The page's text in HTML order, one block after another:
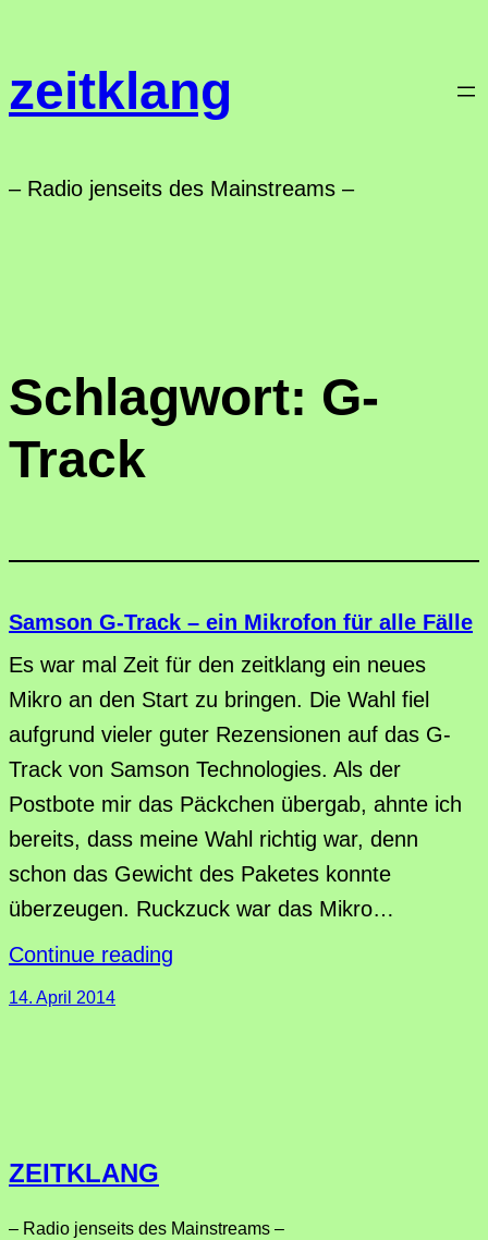
springen
zeitklang
– Radio jenseits des Mainstreams –
Schlagwort: G-
Track
Samson G-Track – ein Mikrofon für alle Fälle
Es war mal Zeit für den zeitklang ein neues
Mikro an den Start zu bringen. Die Wahl fiel
aufgrund vieler guter Rezensionen auf das G-
Track von Samson Technologies. Als der
Postbote mir das Päckchen übergab, ahnte ich
bereits, dass meine Wahl richtig war, denn
schon das Gewicht des Paketes konnte
überzeugen. Ruckzuck war das Mikro…
Continue reading
14. April 2014
ZEITKLANG
– Radio jenseits des Mainstreams –